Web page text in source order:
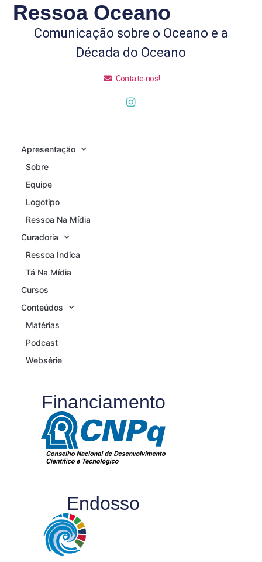
Ressoa Oceano
Comunicação sobre o Oceano e a
Década do Oceano
Contate-nos!
Apresentação
Sobre
Equipe
Logotipo
Ressoa Na Mídia
Curadoria
Ressoa Indica
Tá Na Mídia
Cursos
Conteúdos
Matérias
Podcast
Websérie
Financiamento
Endosso